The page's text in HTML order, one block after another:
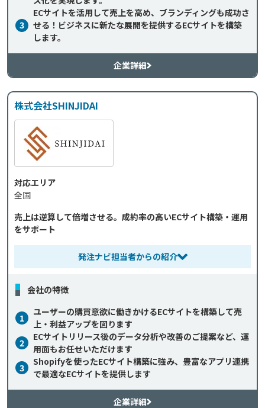
3
ECサイトを活用して売上を高め、ブランディングも成功さ
せる！ビジネスに新たな展開を提供するECサイトを構築
します。
企業詳細
株式会社SHINJIDAI
対応エリア
全国
売上は逆算して倍増させる。成約率の高いECサイト構築・運用
をサポート
発注ナビ担当者からの紹介
会社の特徴
1
ユーザーの購買意欲に働きかけるECサイトを構築して売
上・利益アップを図ります
2
ECサイトリリース後のデータ分析や改善のご提案など、運
用面もお任せいただけます
3
Shopifyを使ったECサイト構築に強み、豊富なアプリ連携
で最適なECサイトを提供します
企業詳細